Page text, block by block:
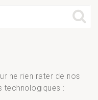
ne rien rater de nos
technologiques :